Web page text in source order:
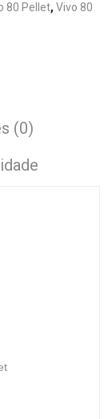
80 Pellet, Vivo 80
(0)